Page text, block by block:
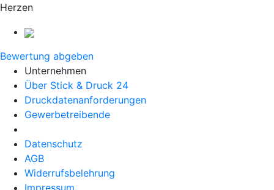
Herzen
Bewertung abgeben
Unternehmen
Über Stick & Druck 24
Druckdatenanforderungen
Gewerbetreibende
Datenschutz
AGB
Widerrufsbelehrung
Impressum